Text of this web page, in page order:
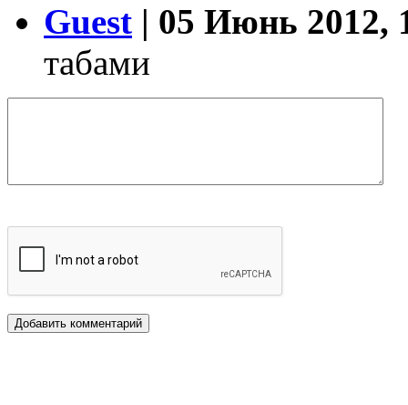
Guest | 05 Июнь 2012,
табами